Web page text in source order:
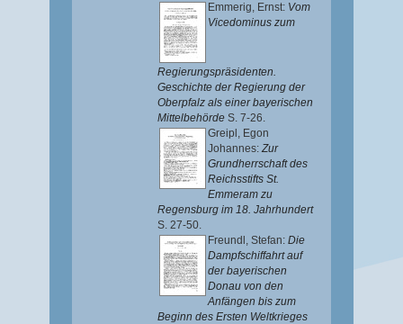
Emmerig, Ernst: Vom
Vicedominus zum
Regierungspräsidenten.
Geschichte der Regierung der
Oberpfalz als einer bayerischen
Mittelbehörde S. 7-26.
Greipl, Egon
Johannes:Zur
Grundherrschaft des
Reichsstifts St.
Emmeram zu
Regensburg im 18. Jahrhundert
S. 27-50.
Freundl, Stefan: Die
Dampfschiffahrt auf
der bayerischen
Donau von den
Anfängen bis zum
Beginn des Ersten Weltkrieges